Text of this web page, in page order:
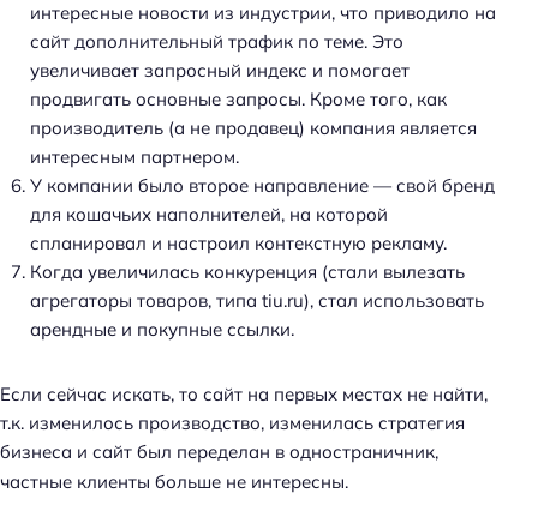
интересные новости из индустрии, что приводило на
сайт дополнительный трафик по теме. Это
увеличивает запросный индекс и помогает
продвигать основные запросы. Кроме того, как
производитель (а не продавец) компания является
интересным партнером.
У компании было второе направление — свой бренд
для кошачьих наполнителей, на которой
спланировал и настроил контекстную рекламу.
Когда увеличилась конкуренция (стали вылезать
агрегаторы товаров, типа tiu.ru), стал использовать
арендные и покупные ссылки.
Если сейчас искать, то сайт на первых местах не найти,
т.к. изменилось производство, изменилась стратегия
бизнеса и сайт был переделан в одностраничник,
частные клиенты больше не интересны.